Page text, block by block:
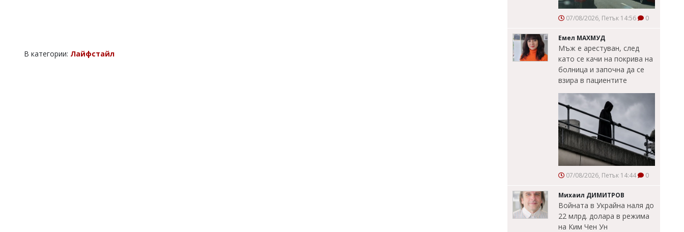
В категории: Лайфстайл
07/08/2026, Петък 14:56 0
Емел МАХМУД
Мъж е арестуван, след
като се качи на покрива на
болница и започна да се
взира в пациентите
07/08/2026, Петък 14:44 0
Михаил ДИМИТРОВ
Войната в Украйна наля до
22 млрд. долара в режима
на Ким Чен Ун